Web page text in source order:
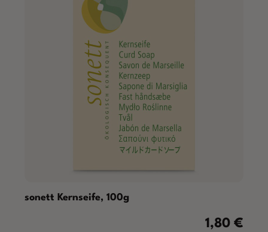
sonett Kernseife, 100g
Regulärer
1,80 €